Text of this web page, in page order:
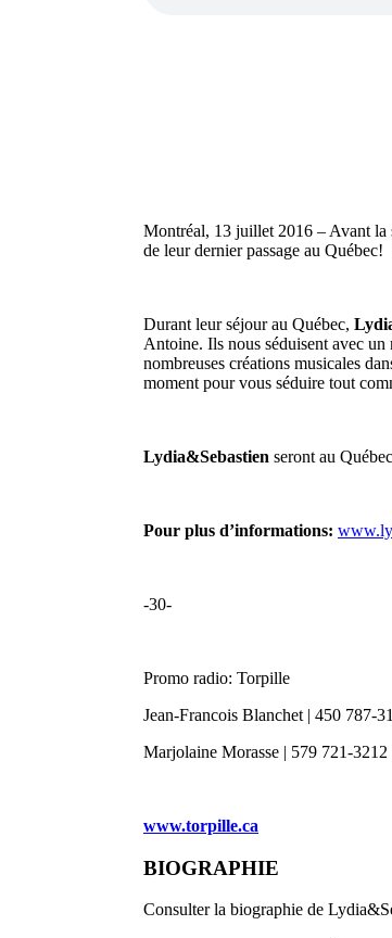
Montréal, 13 juillet 2016 – Avant la
de leur dernier passage au
Durant leur séjour au Québec,
Antoine. Ils nous séduisent avec
nombreuses créations musicales
moment pour vous séduire tout
Lydia&Sebastien seront au
Pour plus d’informations:
-30-
Promo radio: Torpille
Jean-Francois Blanchet | 450 787-
Marjolaine Morasse | 579 721-
www.torpille.ca
BIOGRAPHIE
Consulter la biographie de